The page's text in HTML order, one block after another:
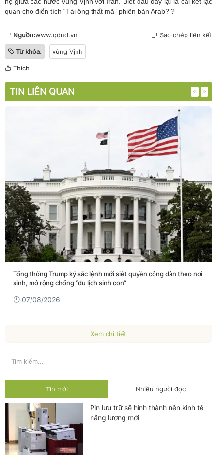
quan cho điển tích “Tái ông thất mã” phiên bản Arab?!?
Nguồn:www.qdnd.vn Sao chép liên kết
Từ khóa: vùng Vịnh
Thích
TIN LIÊN QUAN
Tổng thống Trump ký sắc lệnh mới siết quyền công dân theo nơi
sinh, mở rộng chống “du lịch sinh con”
07/08/2026
Xem chi tiết
Tin mới Nhiều người đọc
Pin lưu trữ sẽ hình thành nền kinh tế
năng lượng mới